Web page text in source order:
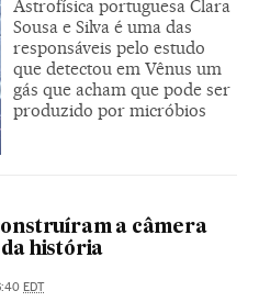
Astrofísica portuguesa Clara
Sousa e Silva é uma das
responsáveis pelo estudo
que detectou em Vênus um
gás que acham que pode ser
produzido por micróbios
a câmera
história
EDT